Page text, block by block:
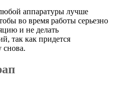
аппаратуры лучше
во время работы серьезно
и не делать
так как придется
снова.